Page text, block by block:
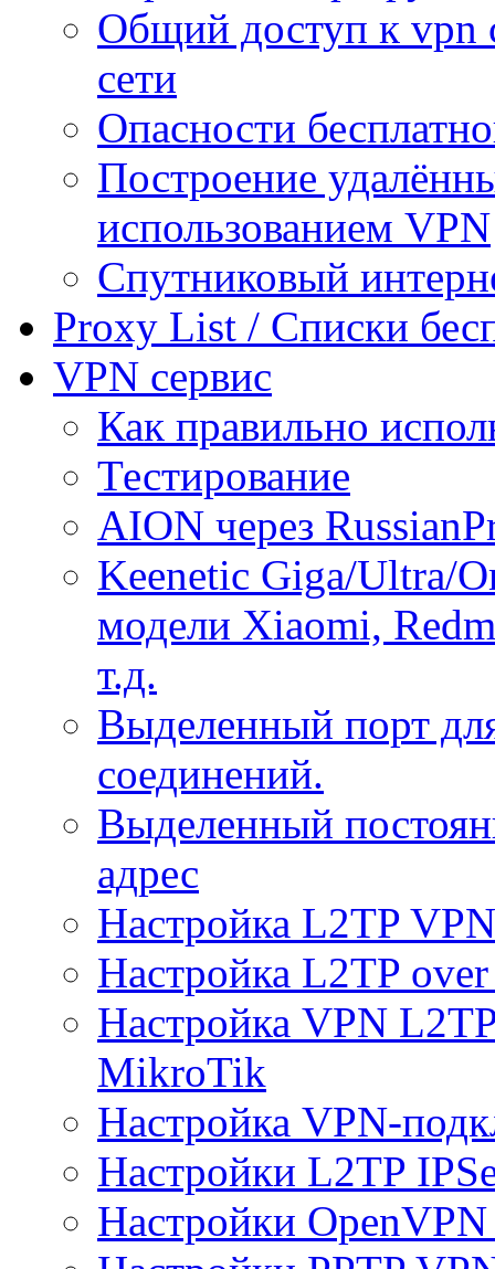
Общий доступ к vpn
сети
Опасности
Построение
использованием VPN
Спутниковый
Proxy List / Списки
VPN сервис
Как правильно
Тестирование
AION через
Keenetic Giga/Ultra/
модели Xiaomi,
т.д.
Выделенный порт
соединений.
Выделенный
адрес
Настройка L2TP
Настройка L2TP
Настройка VPN
MikroTik
Настройка VPN-
Настройки L2TP
Настройки